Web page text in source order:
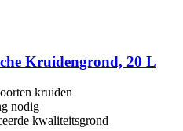
Kruidengrond, 20 L
kruiden
nodig
kwaliteitsgrond